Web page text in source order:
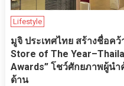
Lifestyle
มูจิ ประเทศไทย สร้างชื่อค
Store of The
Awards” โชว์ศักยภาพผู้นำ
ด้าน